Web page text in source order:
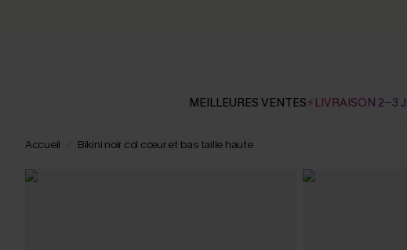
MEILLEURES VENTES⚡LIVRAISON 2-3 J
Accueil Bikini noir col cœur et bas taille haute